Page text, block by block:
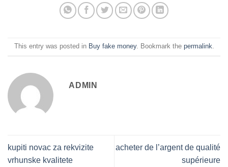
This entry was posted in Buy fake money. Bookmark the permalink.
ADMIN
kupiti novac za rekvizite
vrhunske kvalitete
acheter de l’argent de qualité
supérieure